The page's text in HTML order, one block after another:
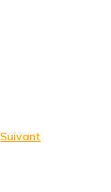
Suivant